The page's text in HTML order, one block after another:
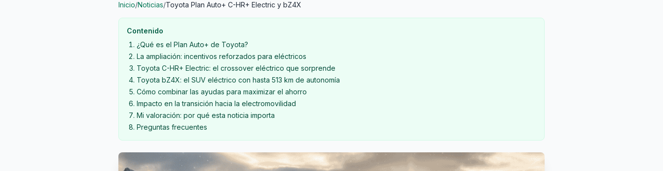
Inicio/Noticias/Toyota Plan Auto+ C-HR+ Electric y bZ4X
Contenido
¿Qué es el Plan Auto+ de Toyota?
La ampliación: incentivos reforzados para eléctricos
Toyota C-HR+ Electric: el crossover eléctrico que sorprende
Toyota bZ4X: el SUV eléctrico con hasta 513 km de autonomía
Cómo combinar las ayudas para maximizar el ahorro
Impacto en la transición hacia la electromovilidad
Mi valoración: por qué esta noticia importa
Preguntas frecuentes